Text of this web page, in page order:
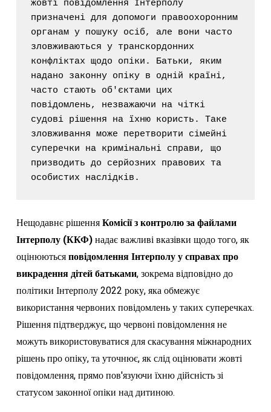
жовті повідомлення Інтерполу
призначені для допомоги правоохоронним
органам у пошуку осіб, але вони часто
зловживаються у транскордонних
конфліктах щодо опіки. Батьки, яким
надано законну опіку в одній країні,
часто стають об'єктами цих
повідомлень, незважаючи на чіткі
судові рішення на їхню користь. Таке
зловживання може перетворити сімейні
суперечки на кримінальні справи, що
призводить до серйозних правових та
особистих наслідків.
Нещодавнє рішенняКомісії з контролю за файлами
Інтерполу (ККФ)надає важливі вказівки щодо того, як
оцінюютьсяповідомлення Інтерполу у справах про
викрадення дітей батьками, зокрема відповідно до
політики Інтерполу 2022 року, яка обмежує
використання червоних повідомлень у таких суперечках.
Рішення підтверджує, що червоні повідомлення не
можуть використовуватися для скасування міжнародних
рішень про опіку, та уточнює, як слід оцінювати жовті
повідомлення, прямо пов'язуючи їхню дійсність зі
статусом законної опіки над дитиною.